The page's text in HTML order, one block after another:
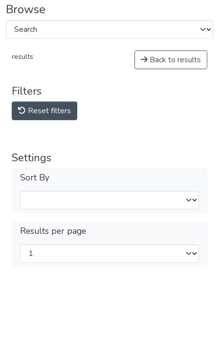
Browse
results Back to results
Filters
Reset filters
Settings
Sort By
Results per page